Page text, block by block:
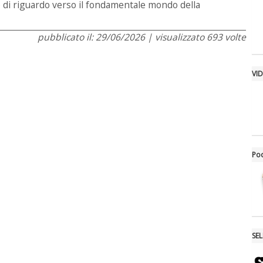
riguardo verso il fondamentale mondo della
pubblicato il: 29/06/2026 | visualizzato 693 volte